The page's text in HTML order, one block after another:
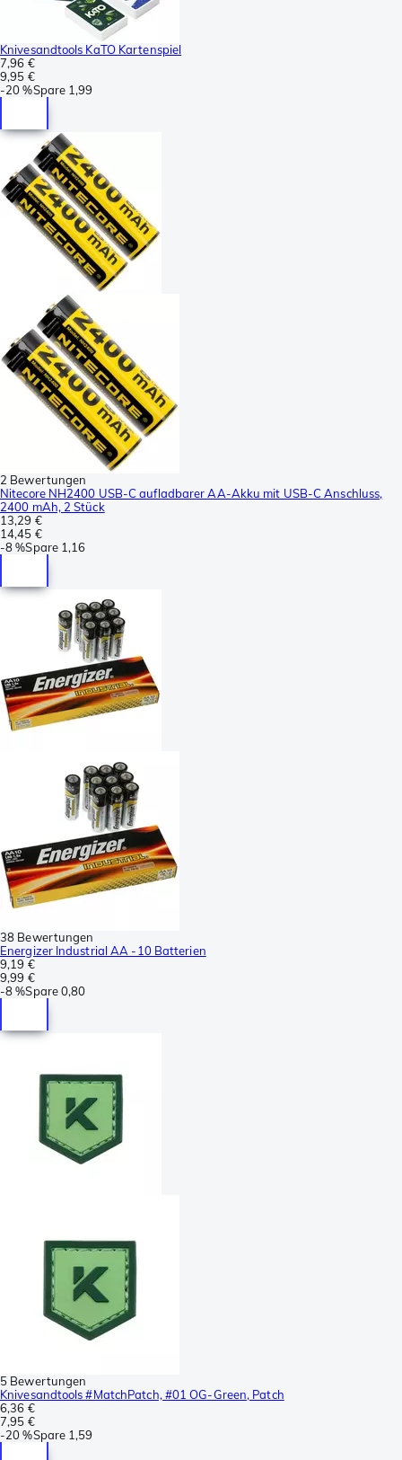
Knivesandtools KaTO Kartenspiel
7,96 €
9,95 €
-20 %Spare 1,99
2 Bewertungen
Nitecore NH2400 USB-C aufladbarer AA-Akku mit USB-C Anschluss,
2400 mAh, 2 Stück
13,29 €
14,45 €
-8 %Spare 1,16
38 Bewertungen
Energizer Industrial AA -10 Batterien
9,19 €
9,99 €
-8 %Spare0,80
5 Bewertungen
Knivesandtools #MatchPatch, #01 OG-Green, Patch
6,36 €
7,95 €
-20 %Spare 1,59